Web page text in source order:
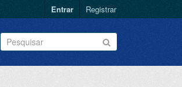
Entrar Registrar